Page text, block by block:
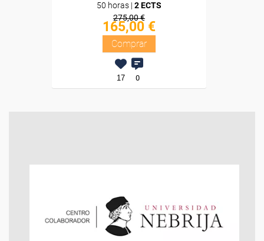
50 horas | 2 ECTS
275,00 €
165,00 €
Comprar
17 0